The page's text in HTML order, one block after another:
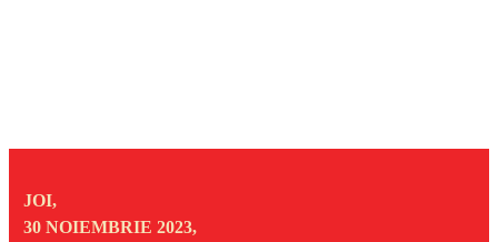
JOI,
30 NOIEMBRIE 2023,